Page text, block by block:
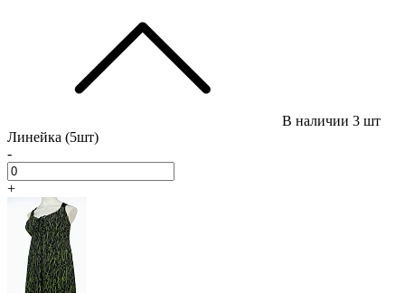
В наличии 3 шт
Линейка (5шт)
-
+